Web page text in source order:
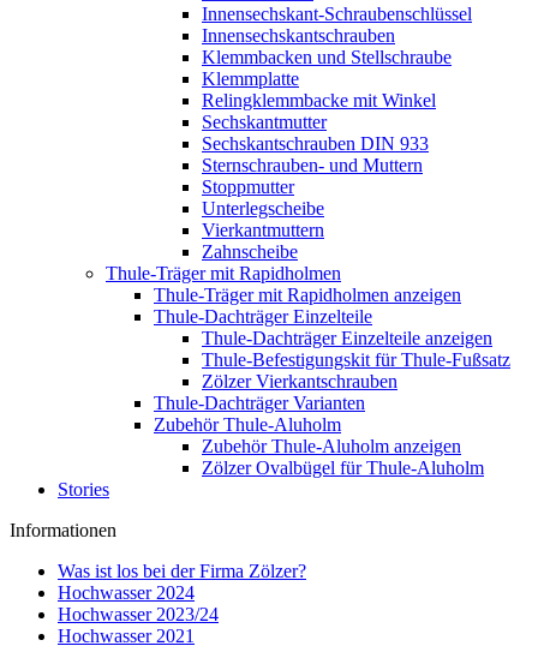
Innensechskant-Schraubenschlüssel
Innensechskantschrauben
Klemmbacken und Stellschraube
Klemmplatte
Relingklemmbacke mit Winkel
Sechskantmutter
Sechskantschrauben DIN 933
Sternschrauben- und Muttern
Stoppmutter
Unterlegscheibe
Vierkantmuttern
Zahnscheibe
Thule-Träger mit Rapidholmen
Thule-Träger mit Rapidholmen anzeigen
Thule-Dachträger Einzelteile
Thule-Dachträger Einzelteile anzeigen
Thule-Befestigungskit für Thule-Fußsatz
Zölzer Vierkantschrauben
Thule-Dachträger Varianten
Zubehör Thule-Aluholm
Zubehör Thule-Aluholm anzeigen
Zölzer Ovalbügel für Thule-Aluholm
Stories
Informationen
Was ist los bei der Firma Zölzer?
Hochwasser 2024
Hochwasser 2023/24
Hochwasser 2021